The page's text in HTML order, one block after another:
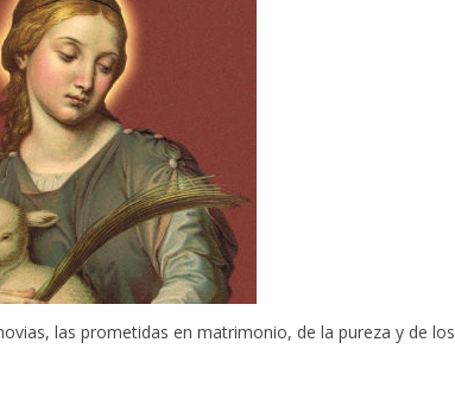
las prometidas en matrimonio, de la pureza y de los